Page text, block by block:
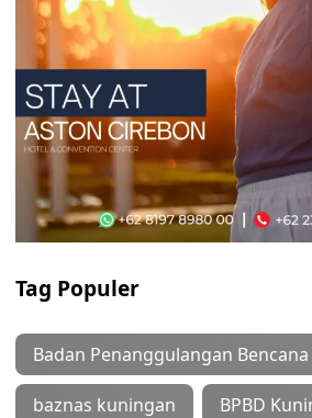
Tag Populer
Badan Penanggulangan
baznas kuningan BPBD